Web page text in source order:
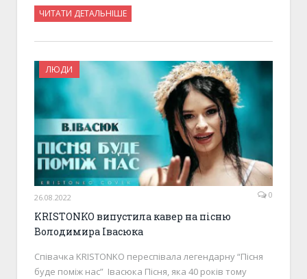
ЧИТАТИ ДЕТАЛЬНІШЕ
ЛЮДИ
26.08.2022 0
KRISTONKO випустила кавер на пісню
Володимира Івасюка
Співачка KRISTONKO переспівала легендарну “Пісня
буде поміж нас” Івасюка Пісня, яка 40 років тому